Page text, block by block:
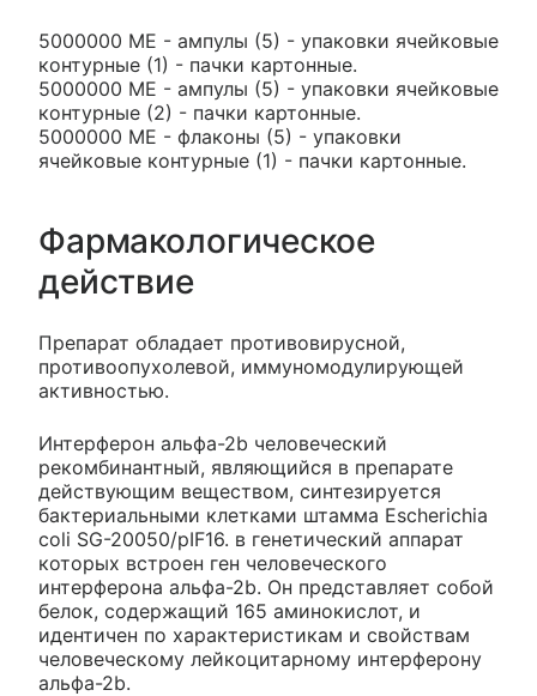
5000000 МЕ - ампулы (5) - упаковки ячейковые
контурные (1) - пачки картонные.
5000000 МЕ - ампулы (5) - упаковки ячейковые
контурные (2) - пачки картонные.
5000000 МЕ - флаконы (5) - упаковки
ячейковые контурные (1) - пачки картонные.
Фармакологическое
действие
Препарат обладает противовирусной,
противоопухолевой, иммуномодулирующей
активностью.
Интерферон альфа-2b человеческий
рекомбинантный, являющийся в препарате
действующим веществом, синтезируется
бактериальными клетками штамма Escherichia
coli SG-20050/pIF16. в генетический аппарат
которых встроен ген человеческого
интерферона альфа-2b. Он представляет собой
белок, содержащий 165 аминокислот, и
идентичен по характеристикам и свойствам
человеческому лейкоцитарному интерферону
альфа-2b.